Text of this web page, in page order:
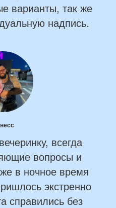
варианты, так же
надпись.
всегда
вопросы и
в ночное время
экстренно
справились без